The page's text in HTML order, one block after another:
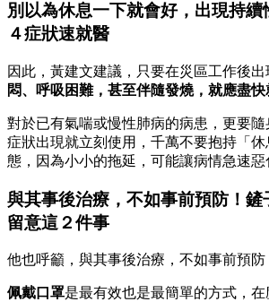
別以為休息一下就會好，出現持
４症狀速就醫
因此，黃建文建議，只要在災區工作後出
悶、呼吸困難，甚至伴隨發燒，就應盡快
對於已有氣喘或慢性肺病的病患，更要隨
症狀出現就立刻使用，千萬不要抱持「
態，因為小小的拖延，可能讓病情急速惡
與其事後治療，不如事前預防！鏟
留意這２件事
他也呼籲，與其事後治療，不如事前預防
佩戴口罩是最有效也是最簡單的方式，